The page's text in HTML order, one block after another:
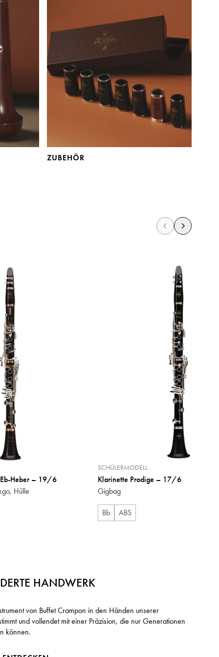
ZUBEHÖR
Eb-Heber – 19/6
Hülle
SCHÜLERMODELL
Klarinette Prodige – 17/6
Gigbag
Bb ABS
HANDWERK
von Buffet Crampon in den Händen unserer
und vollendet mit einer Präzision, die nur Generationen
können.